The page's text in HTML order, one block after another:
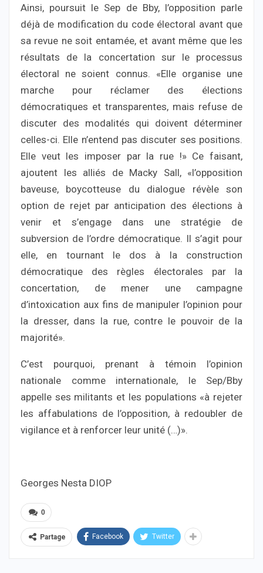
Ainsi, poursuit le Sep de Bby, l’opposition parle
déjà de modification du code électoral avant que
sa revue ne soit entamée, et avant même que les
résultats de la concertation sur le processus
électoral ne soient connus. «Elle organise une
marche pour réclamer des élections
démocratiques et transparentes, mais refuse de
discuter des modalités qui doivent déterminer
celles-ci. Elle n’entend pas discuter ses positions.
Elle veut les imposer par la rue !» Ce faisant,
ajoutent les alliés de Macky Sall, «l’opposition
baveuse, boycotteuse du dialogue révèle son
option de rejet par anticipation des élections à
venir et s’engage dans une stratégie de
subversion de l’ordre démocratique. Il s’agit pour
elle, en tournant le dos à la construction
démocratique des règles électorales par la
concertation, de mener une campagne
d’intoxication aux fins de manipuler l’opinion pour
la dresser, dans la rue, contre le pouvoir de la
majorité».
C’est pourquoi, prenant à témoin l’opinion
nationale comme internationale, le Sep/Bby
appelle ses militants et les populations «à rejeter
les affabulations de l’opposition, à redoubler de
vigilance et à renforcer leur unité (…)».
Georges Nesta DIOP
0
Partage Facebook Twitter